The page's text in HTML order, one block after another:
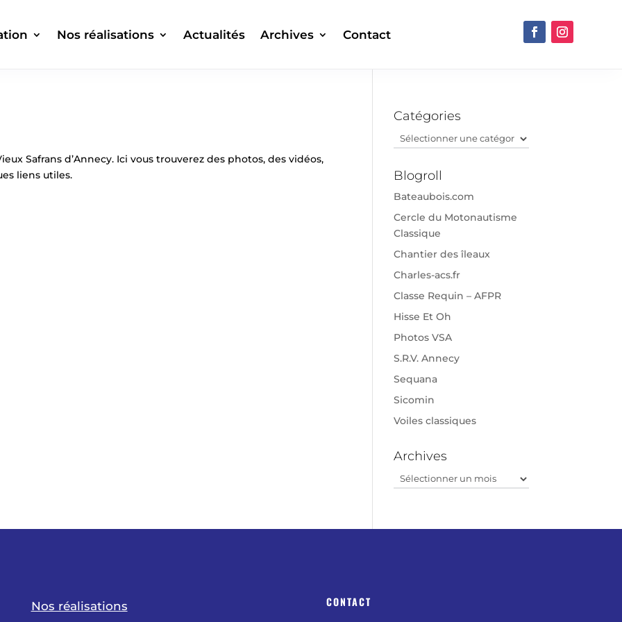
Nos réalisations Actualités Archives Contact
Safrans d’Annecy. Ici vous trouverez des photos, des vidéos,
liens utiles.
Catégories
Catégories
Blogroll
Bateaubois.com
Cercle du Motonautisme
Classique
Chantier des îleaux
Charles-acs.fr
Classe Requin – AFPR
Hisse Et Oh
Photos VSA
S.R.V. Annecy
Sequana
Sicomin
Voiles classiques
Archives
Archives
Nos réalisations CONTACT